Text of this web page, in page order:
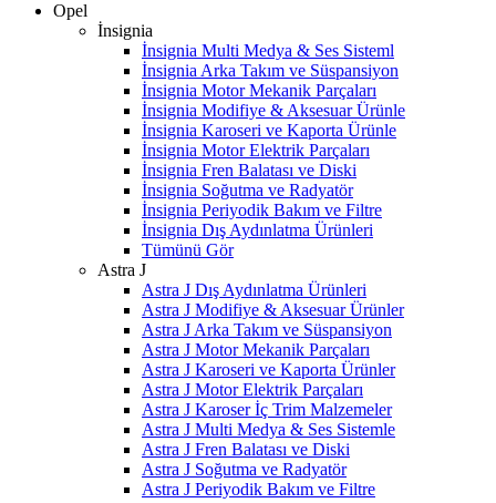
Opel
İnsignia
İnsignia Multi Medya & Ses Sisteml
İnsignia Arka Takım ve Süspansiyon
İnsignia Motor Mekanik Parçaları
İnsignia Modifiye & Aksesuar Ürünle
İnsignia Karoseri ve Kaporta Ürünle
İnsignia Motor Elektrik Parçaları
İnsignia Fren Balatası ve Diski
İnsignia Soğutma ve Radyatör
İnsignia Periyodik Bakım ve Filtre
İnsignia Dış Aydınlatma Ürünleri
Tümünü Gör
Astra J
Astra J Dış Aydınlatma Ürünleri
Astra J Modifiye & Aksesuar Ürünler
Astra J Arka Takım ve Süspansiyon
Astra J Motor Mekanik Parçaları
Astra J Karoseri ve Kaporta Ürünler
Astra J Motor Elektrik Parçaları
Astra J Karoser İç Trim Malzemeler
Astra J Multi Medya & Ses Sistemle
Astra J Fren Balatası ve Diski
Astra J Soğutma ve Radyatör
Astra J Periyodik Bakım ve Filtre